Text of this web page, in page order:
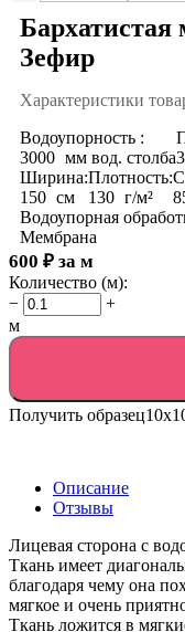
Бархатистая
Зефир
Характеристики
Водоупорность :
3000 мм вод. столба
Ширина:
150 см
Плотность:
130 г/м²
Водоупорная
Мембрана
600 ₽ за м
Количество (м):
−
+
м
Получить образец
Описание
Отзывы
Лицевая сторона с
Ткань имеет
благодаря чему она
мягкое и очень
Ткань ложится в